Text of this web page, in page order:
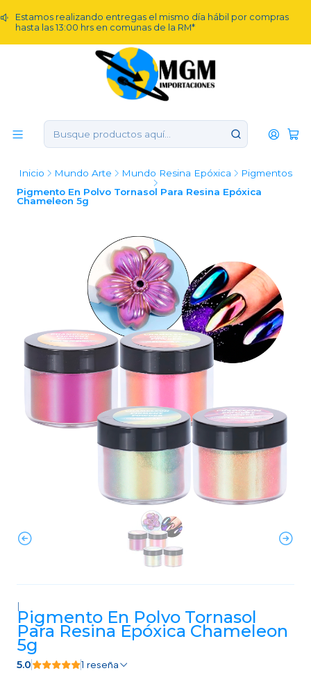
Estamos realizando entregas el mismo día hábil por compras
hasta las 13:00 hrs en comunas de la RM*
Inicio Mundo Arte Mundo Resina Epóxica
Pigmentos
Pigmento En Polvo Tornasol Para Resina Epóxica
Chameleon 5g
|
Pigmento En Polvo Tornasol
Para Resina Epóxica Chameleon
5g
5.0 1 reseña